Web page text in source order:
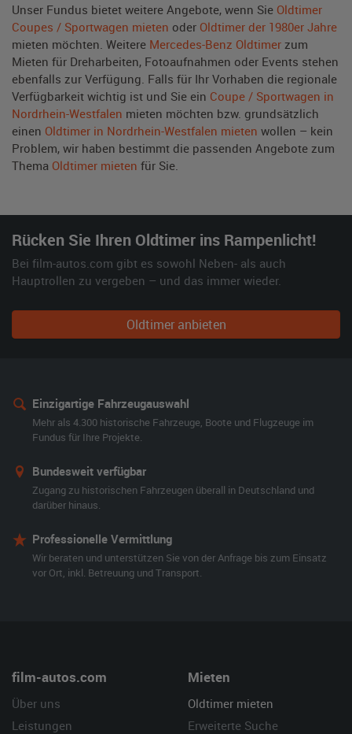
Unser Fundus bietet weitere Angebote, wenn Sie Oldtimer
Coupes / Sportwagen mieten oder Oldtimer der 1980er Jahre
mieten möchten. Weitere Mercedes-Benz Oldtimer zum
Mieten für Dreharbeiten, Fotoaufnahmen oder Events stehen
ebenfalls zur Verfügung. Falls für Ihr Vorhaben die regionale
Verfügbarkeit wichtig ist und Sie ein Coupe / Sportwagen in
Nordrhein-Westfalen mieten möchten bzw. grundsätzlich
einen Oldtimer in Nordrhein-Westfalen mieten wollen – kein
Problem, wir haben bestimmt die passenden Angebote zum
Thema Oldtimer mieten für Sie.
Rücken Sie Ihren Oldtimer ins Rampenlicht!
Bei film-autos.com gibt es sowohl Neben- als auch
Hauptrollen zu vergeben – und das immer wieder.
Oldtimer anbieten
Einzigartige Fahrzeugauswahl
Mehr als 4.300 historische Fahrzeuge, Boote und Flugzeuge im
Fundus für Ihre Projekte.
Bundesweit verfügbar
Zugang zu historischen Fahrzeugen überall in Deutschland und
darüber hinaus.
Professionelle Vermittlung
Wir beraten und unterstützen Sie von der Anfrage bis zum Einsatz
vor Ort, inkl. Betreuung und Transport.
film-autos.com
Über uns
Leistungen
Mieten
Oldtimer mieten
Erweiterte Suche